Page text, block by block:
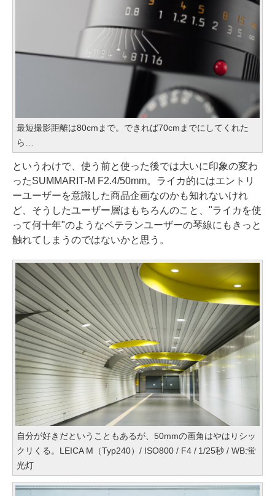
最短撮影距離は80cmまで。できれば70cmまでにしてくれた
ら…
というわけで、使う前と使った後では大いに印象の変わ
ったSUMMARIT-M F2.4/50mm。ライカ的にはエントリ
ーユーザーを意識した商品企画なのかも知れないけれ
ど、そうしたユーザー層はもちろんのこと、"ライカを使
って何十年"のようなベテランユーザーの琴線にもきっと
触れてしまうのではないかと思う。
自分が好きだということもあるが、50mmの画角はやはりシッ
クリくる。LEICA M（Typ240）/ ISO800 / F4 / 1/25秒 / WB:蛍
光灯